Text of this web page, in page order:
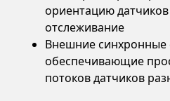
ориентацию
отслеживание
Внешние синхронные
обеспечивающие
потоков датчиков